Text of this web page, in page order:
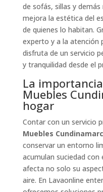
de sofás, sillas y
mejora la estética del
de quienes lo habitan.
experto y a la atención
disfruta de un servicio
y tranquilidad desde el
La
Muebles
hogar
Contar con un servicio
Muebles
conservar un entorno
acumulan suciedad
afecta no solo su
aire. En Lavaonline